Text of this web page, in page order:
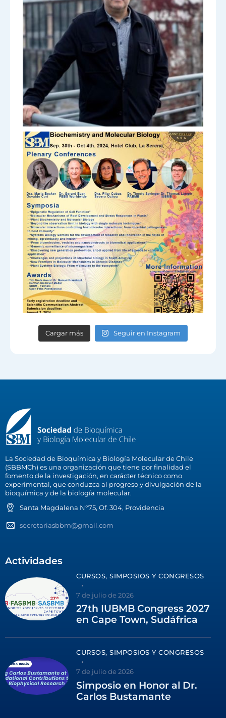
Cargar más Seguir en Instagram
La Sociedad de Bioquímica y Biología Molecular de Chile
(SBBMCh) es una organización que tiene por finalidad el
fomento de la investigación, en carácter técnico como
experimental, que conduzca al progreso y divulgación de la
bioquímica y de la biología molecular.
Santa Magdalena N°75, Of. 304, Providencia
secretariasbbm@gmail.com
Actividades
CURSOS, SIMPOSIOS Y CONGRESOS
7 de julio de 2026
27th IUBMB Congress 2027
en Cape Town, Sudáfrica
CURSOS, SIMPOSIOS Y CONGRESOS
7 de julio de 2026
Simposio en Honor al Dr.
Carlos Bustamante